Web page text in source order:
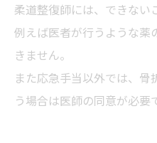
柔道整復師には、できない
例えば医者が行うような薬
きません。
また応急手当以外では、
う場合は医師の同意が必要